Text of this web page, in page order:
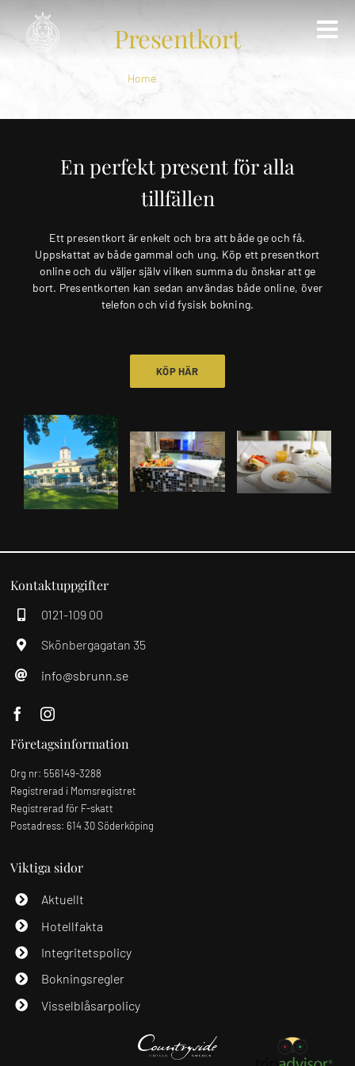
innehållet
Evenemang
Spa & wellness
Musik på brunnen
Konferens
Kontakt
Presentkort
Home Presentkort
En perfekt present för alla
tillfällen
Ett presentkort är enkelt och bra att både ge och få.
Uppskattat av både gammal och ung. Köp ett presentkort
online och du väljer själv vilken summa du önskar att ge
bort. Presentkorten kan sedan användas både online, över
telefon och vid fysisk bokning.
KÖP HÄR
Kontaktuppgifter
0121-109 00
Skönbergagatan 35
info@sbrunn.se
Företagsinformation
Org nr: 556149-3288
Registrerad i Momsregistret
Registrerad för F-skatt
Postadress: 614 30 Söderköping
Viktiga sidor
Aktuellt
Hotellfakta
Integritetspolicy
Bokningsregler
Visselblåsarpolicy